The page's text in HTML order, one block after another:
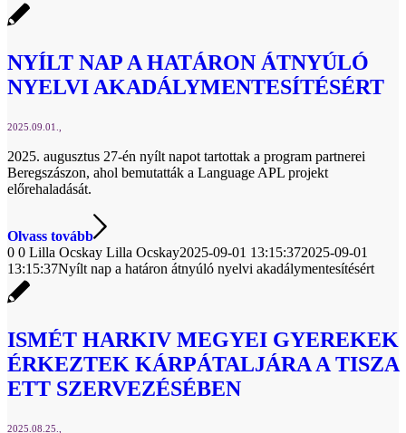
NYÍLT NAP A HATÁRON ÁTNYÚLÓ
NYELVI AKADÁLYMENTESÍTÉSÉRT
2025.09.01.
2025. augusztus 27-én nyílt napot tartottak a program partnerei
Beregszászon, ahol bemutatták a Language APL projekt
előrehaladását.
Olvass tovább
0 0 Lilla Ocskay Lilla Ocskay2025-09-01 13:15:372025-09-01
13:15:37Nyílt nap a határon átnyúló nyelvi akadálymentesítésért
ISMÉT HARKIV MEGYEI GYEREKEK
ÉRKEZTEK KÁRPÁTALJÁRA A TISZA
ETT SZERVEZÉSÉBEN
2025.08.25.